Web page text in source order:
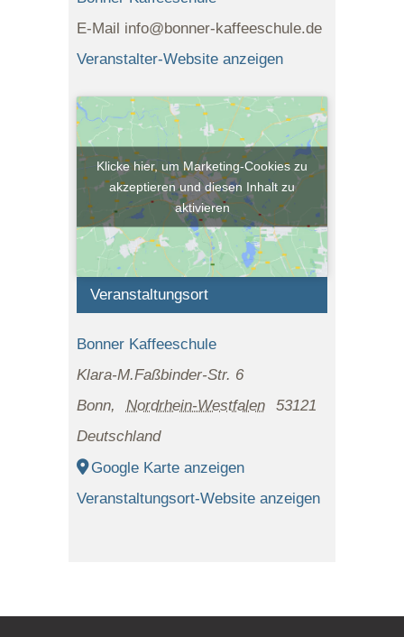
E-Mail info@bonner-kaffeeschule.de
Veranstalter-Website anzeigen
Veranstaltungsort
Bonner Kaffeeschule
Klara-M.Faßbinder-Str. 6
Bonn, Nordrhein-Westfalen
53121
Deutschland
Google Karte anzeigen
Veranstaltungsort-Website anzeigen
Klicke hier, um Marketing-Cookies zu
akzeptieren und diesen Inhalt zu
aktivieren